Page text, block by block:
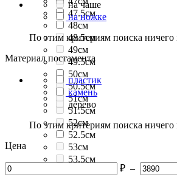
47.5см
48см
48.5см
49см
49.5см
50см
50.5см
51см
51.5см
52см
52.5см
53см
53.5см
на чаше
на ножке
По этим критериям поиска ничего
Материал постамента
пластик
камень
дерево
По этим критериям поиска ничего
Цена
₽ –